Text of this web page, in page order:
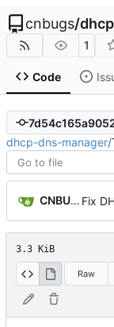
cnbugs/
1
Code
dhcp-dns-manager/
CNBUGS AI
3.3 KiB
Raw